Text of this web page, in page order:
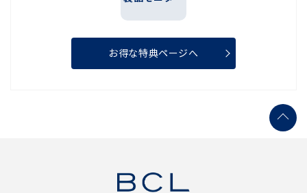
お得な特典ページへ